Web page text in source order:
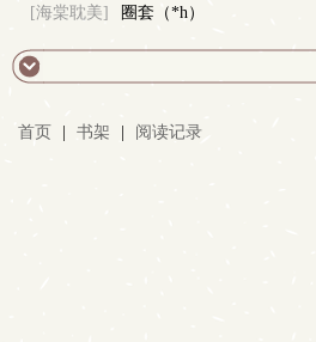
[海棠耽美]
圈套（*h）
首页 书架 阅读记录